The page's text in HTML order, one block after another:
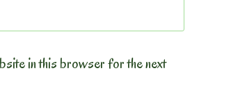
in this browser for the next